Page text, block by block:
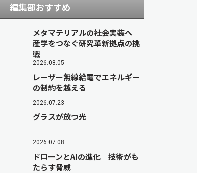
編集部おすすめ
メタマテリアルの社会実装へ
産学をつなぐ研究革新拠点の挑
戦
2026.08.05
レーザー無線給電でエネルギー
の制約を越える
2026.07.23
グラスが放つ光
2026.07.08
ドローンとAIの進化 技術がも
たらす脅威